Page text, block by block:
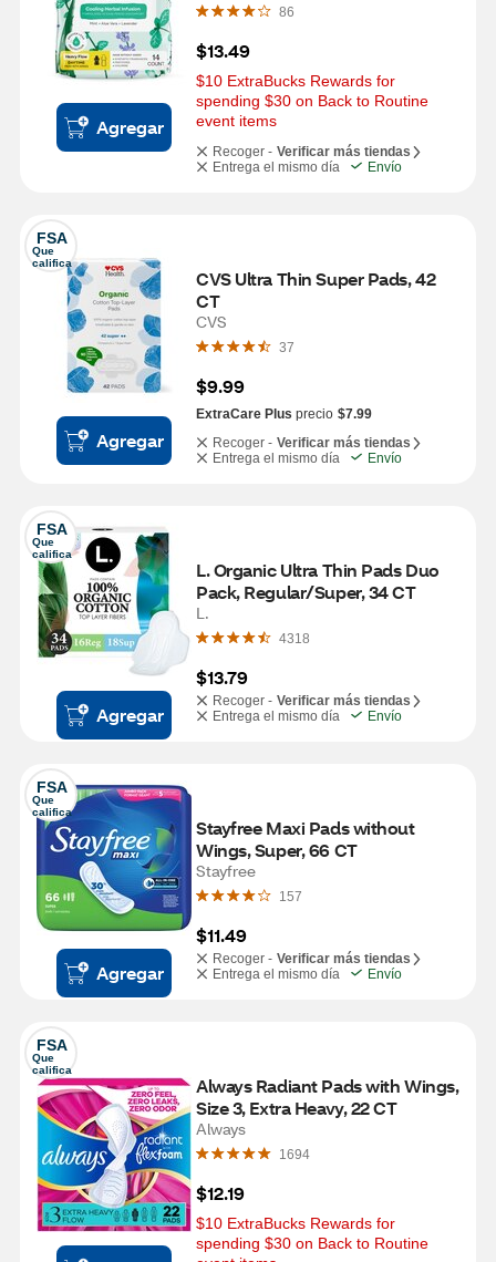
Agregar
86
$13.49
$10 ExtraBucks Rewards for
spending $30 on Back to Routine
event items
Recoger - Verificar más tiendas
Entrega el mismo día
Envío
FSA
Que
califica
Agregar
CVS Ultra Thin Super Pads, 42
CT
CVS
37
$9.99
ExtraCare Plus precio $7.99
Recoger - Verificar más tiendas
Entrega el mismo día
Envío
FSA
Que
califica
Agregar
L. Organic Ultra Thin Pads Duo
Pack, Regular/Super, 34 CT
L.
4318
$13.79
Recoger - Verificar más tiendas
Entrega el mismo día
Envío
FSA
Que
califica
Agregar
Stayfree Maxi Pads without
Wings, Super, 66 CT
Stayfree
157
$11.49
Recoger - Verificar más tiendas
Entrega el mismo día
Envío
FSA
Que
califica
Always Radiant Pads with Wings,
Size 3, Extra Heavy, 22 CT
Always
1694
$12.19
$10 ExtraBucks Rewards for
spending $30 on Back to Routine